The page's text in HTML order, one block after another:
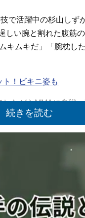
で活躍中の杉山しずか
しい腕と割れた腹筋
キムキだ」「腕枕し
ト！ビキニ姿も
ながらMMAに参戦
れる『PANCRASE
だが、先日結婚し
デビューか！」な
木競技場第二体育館
ンドガールとしてだ
かく精一杯頑張りま